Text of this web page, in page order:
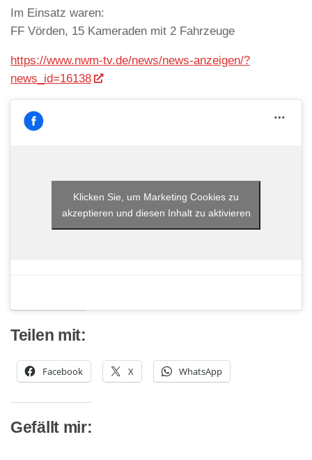
Im Einsatz waren:
FF Vörden, 15 Kameraden mit 2 Fahrzeuge
https://www.nwm-tv.de/news/news-anzeigen/?
news_id=16138
Klicken Sie, um Marketing Cookies zu
akzeptieren und diesen Inhalt zu aktivieren
Teilen mit:
Facebook X WhatsApp
Gefällt mir: